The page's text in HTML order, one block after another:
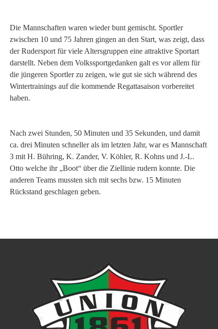
Die Mannschaften waren wieder bunt gemischt. Sportler
zwischen 10 und 75 Jahren gingen an den Start, was zeigt, dass
der Rudersport für viele Altersgruppen eine attraktive Sportart
darstellt. Neben dem Volkssportgedanken galt es vor allem für
die jüngeren Sportler zu zeigen, wie gut sie sich während des
Wintertrainings auf die kommende Regattasaison vorbereitet
haben.
Nach zwei Stunden, 50 Minuten und 35 Sekunden, und damit
ca. drei Minuten schneller als im letzten Jahr, war es Mannschaft
3 mit H. Bühring, K. Zander, V. Köhler, R. Kohns und J.-L.
Otto welche ihr „Boot“ über die Ziellinie rudern konnte. Die
anderen Teams mussten sich mit sechs bzw. 15 Minuten
Rückstand geschlagen geben.